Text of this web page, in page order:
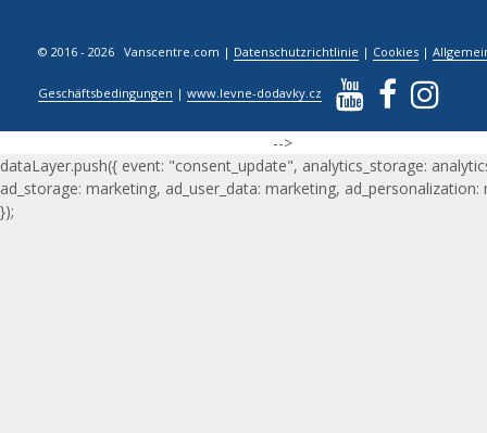
© 2016 - 2026 Vanscentre.com | Datenschutzrichtlinie | Cookies |
Geschäftsbedingungen |www.levne-dodavky.cz
-->
dataLayer.push({ event: "consent_update", analytics_storage:
ad_storage: marketing, ad_user_data: marketing, ad_personalization:
});